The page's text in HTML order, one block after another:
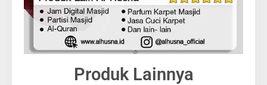
Produk Lainnya